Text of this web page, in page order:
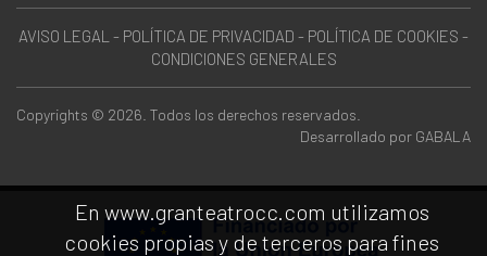
AVISO LEGAL - POLÍTICA DE PRIVACIDAD - POLÍTICA DE COOKIES -
CONDICIONES GENERALES
Copyrights © 2026. Todos los derechos reservados.
Desarrollado por GABALA
En www.granteatrocc.com utilizamos
cookies propias y de terceros para fines